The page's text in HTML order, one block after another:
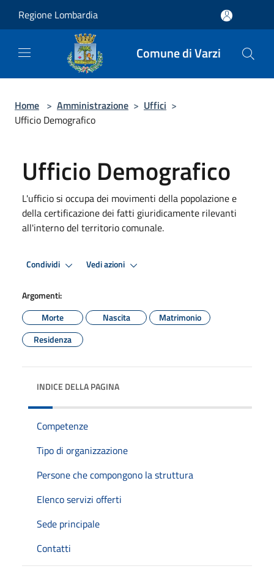
Regione Lombardia
Comune di Varzi
Home > Amministrazione > Uffici >
Ufficio Demografico
Ufficio Demografico
L'ufficio si occupa dei movimenti della popolazione e
della certificazione dei fatti giuridicamente rilevanti
all'interno del territorio comunale.
Condividi Vedi azioni
Argomenti:
Morte
Nascita
Matrimonio
Residenza
INDICE DELLA PAGINA
Competenze
Tipo di organizzazione
Persone che compongono la struttura
Elenco servizi offerti
Sede principale
Contatti